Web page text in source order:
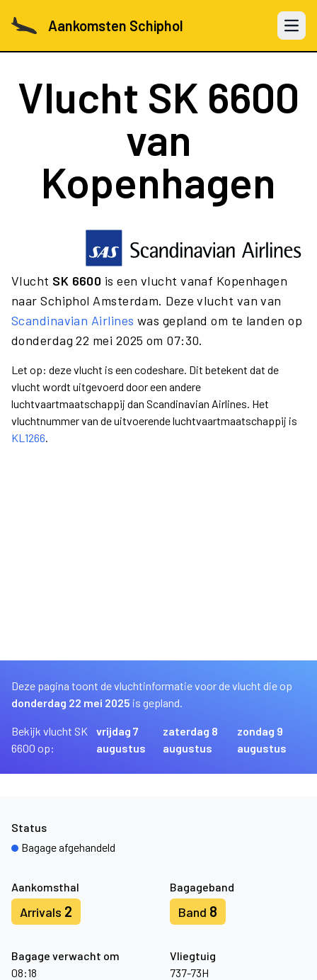
Aankomsten Schiphol Open
Vlucht SK 6600
van
Kopenhagen
Vlucht SK 6600 is een vlucht vanaf Kopenhagen
naar Schiphol Amsterdam. Deze vlucht van van
Scandinavian Airlines was gepland om te landen op
donderdag 22 mei 2025 om 07:30.
Let op: deze vlucht is een codeshare. Dit betekent dat de
vlucht wordt uitgevoerd door een andere
luchtvaartmaatschappij dan Scandinavian Airlines. Het
vluchtnummer van de uitvoerende luchtvaartmaatschappij is
KL1266.
Deze pagina toont de vluchtinformatie voor de vlucht die op
donderdag 22 mei 2025 is gepland.
Bekijk vlucht SK
6600 op:
vrijdag 7
augustus
zaterdag 8
augustus
zondag 9
augustus
Aankomsthal
Arrivals 2
Bagageband
Band 8
Bagage verwacht om
08:18
Vliegtuig
737-73H
Status
Bagage afgehandeld